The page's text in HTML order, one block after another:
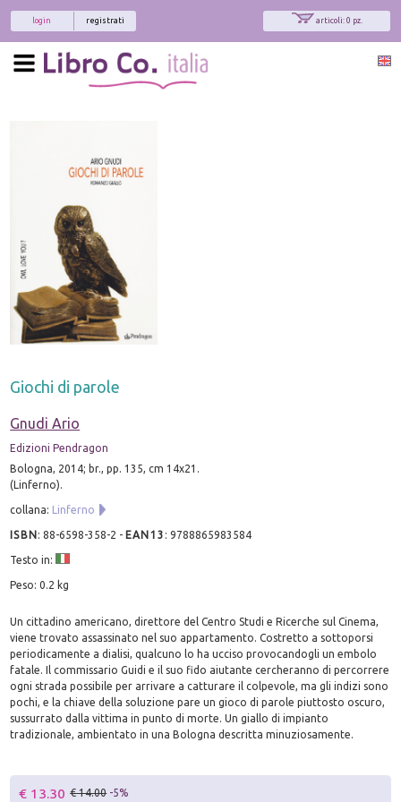
articoli: 0 pz.
registrati
login
Giochi di parole
Gnudi Ario
Edizioni Pendragon
Bologna, 2014; br., pp. 135, cm 14x21.
(Linferno).
collana: Linferno
ISBN:88-6598-358-2 - EAN13 :9788865983584
Testo in:
Peso: 0.2 kg
Un cittadino americano, direttore del Centro Studi e Ricerche sul Cinema,
viene trovato assassinato nel suo appartamento. Costretto a sottoporsi
periodicamente a dialisi, qualcuno lo ha ucciso provocandogli un embolo
fatale. Il commissario Guidi e il suo fido aiutante cercheranno di percorrere
ogni strada possibile per arrivare a catturare il colpevole, ma gli indizi sono
pochi, e la chiave della soluzione pare un gioco di parole piuttosto oscuro,
sussurrato dalla vittima in punto di morte. Un giallo di impianto
tradizionale, ambientato in una Bologna descritta minuziosamente.
€ 13.30 € 14.00 -5%